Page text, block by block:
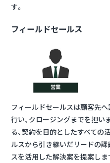
す。
フィールドセールス
フィールドセールスは顧客先
行い、クロージングまでを担い
る、契約を目的としたすべての
ルスから引き継いだリードの
スを活用した解決案を提案しま